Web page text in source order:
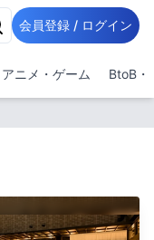
会員登録 / ログイン
アニメ・ゲーム BtoB・